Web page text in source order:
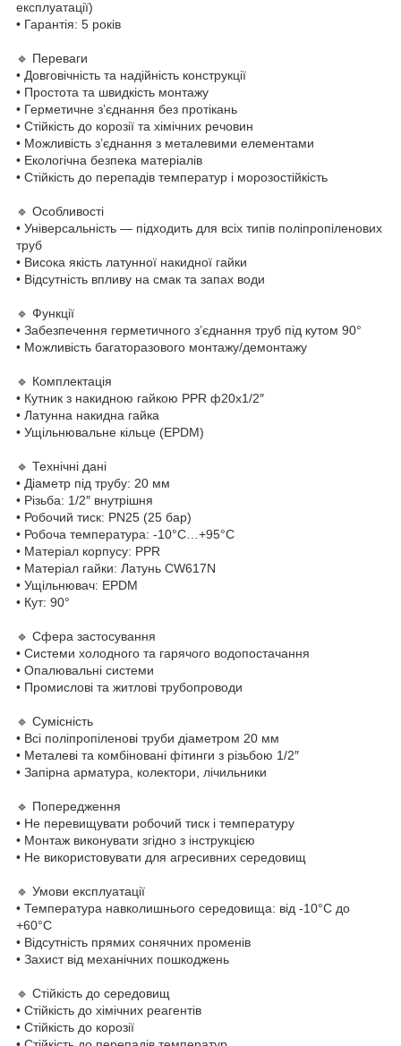
експлуатації)
• Гарантія: 5 років
🔹 Переваги
• Довговічність та надійність конструкції
• Простота та швидкість монтажу
• Герметичне з’єднання без протікань
• Стійкість до корозії та хімічних речовин
• Можливість з’єднання з металевими елементами
• Екологічна безпека матеріалів
• Стійкість до перепадів температур і морозостійкість
🔹 Особливості
• Універсальність — підходить для всіх типів поліпропіленових
труб
• Висока якість латунної накидної гайки
• Відсутність впливу на смак та запах води
🔹 Функції
• Забезпечення герметичного з’єднання труб під кутом 90°
• Можливість багаторазового монтажу/демонтажу
🔹 Комплектація
• Кутник з накидною гайкою PPR ф20х1/2″
• Латунна накидна гайка
• Ущільнювальне кільце (EPDM)
🔹 Технічні дані
• Діаметр під трубу: 20 мм
• Різьба: 1/2″ внутрішня
• Робочий тиск: PN25 (25 бар)
• Робоча температура: -10°C…+95°C
• Матеріал корпусу: PPR
• Матеріал гайки: Латунь CW617N
• Ущільнювач: EPDM
• Кут: 90°
🔹 Сфера застосування
• Системи холодного та гарячого водопостачання
• Опалювальні системи
• Промислові та житлові трубопроводи
🔹 Сумісність
• Всі поліпропіленові труби діаметром 20 мм
• Металеві та комбіновані фітинги з різьбою 1/2″
• Запірна арматура, колектори, лічильники
🔹 Попередження
• Не перевищувати робочий тиск і температуру
• Монтаж виконувати згідно з інструкцією
• Не використовувати для агресивних середовищ
🔹 Умови експлуатації
• Температура навколишнього середовища: від -10°C до
+60°C
• Відсутність прямих сонячних променів
• Захист від механічних пошкоджень
🔹 Стійкість до середовищ
• Стійкість до хімічних реагентів
• Стійкість до корозії